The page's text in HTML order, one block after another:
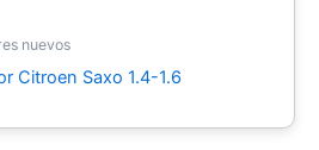
nuevos
Citroen Saxo 1.4-1.6